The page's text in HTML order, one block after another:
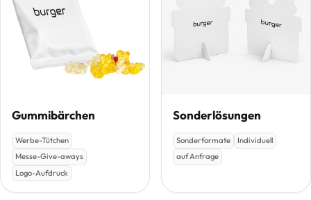
Gummibärchen
Werbe-Tütchen
Messe-Give-aways
Logo-Aufdruck
Sonderlösungen
Sonderformate
Individuell
auf Anfrage